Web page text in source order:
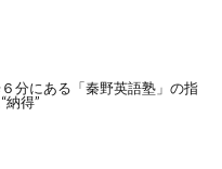
分にある「秦野英語塾」の指
納得”